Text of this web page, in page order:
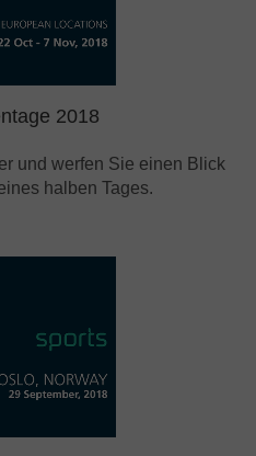
2018
und werfen Sie einen Blick
halben Tages.